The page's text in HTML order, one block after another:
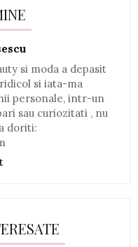
si moda a depasit
si iata-ma
personale, intr-un
sau curiozitati , nu
doriti: